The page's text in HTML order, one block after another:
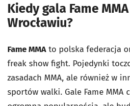
Kiedy gala Fame
Wrocławiu?
Fame MMAto polska federacja
freak show fight. Pojedynki
zasadach MMA, ale również w
sportów walki. Gale Fame MMA